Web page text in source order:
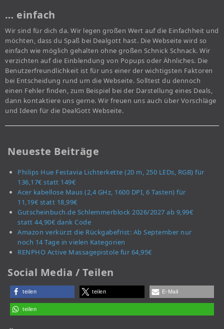
… einfach
Wir sind für dich da. Wir legen großen Wert auf die Einfachheit und
möchten, dass du Spaß bei Dealgott hast. Die Webseite wird so
einfach wie möglich gehalten ohne großen Schnick Schnack. Wir
verzichten auf die Einblendung von Popups oder Ähnliches. Die
Benutzerfreundlichkeit ist für uns einer der wichtigsten Faktoren
bei Entscheidung rund um die Webseite. Solltest du dennoch
einen Fehler finden, zum Beispiel bei der Darstellung eines Deals,
dann kontaktiere uns gerne. Wir freuen uns auch über Vorschläge
und Ideen für die DealGott Webseite.
Neueste Beiträge
Philips Hue Festavia Lichterkette (20 m, 250 LEDs, RGB) für
136,17€ statt 149€
Acer kabellose Maus (2,4 GHz, 1600 DPI, 6 Tasten) für
11,19€ statt 18,99€
Gutscheinbuch.de Schlemmerblock 2026/2027 ab 9,99€
statt 44,90€ dank Code
Amazon verkürzt die Rückgabefrist: Ab September nur
noch 14 Tage in vielen Kategorien
RENPHO Active Massagepistole für 64,95€
Social Media / Teilen
teilen teilen E-Mail
teilen